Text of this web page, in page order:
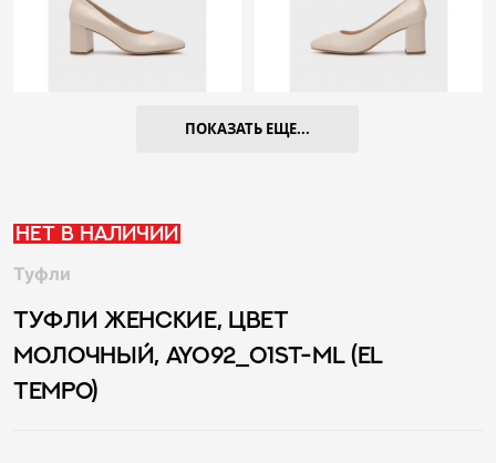
ПОКАЗАТЬ ЕЩЕ...
Нет в наличии
Туфли
ТУФЛИ ЖЕНСКИЕ, ЦВЕТ
МОЛОЧНЫЙ, AY092_01ST-ML (EL
TEMPO)